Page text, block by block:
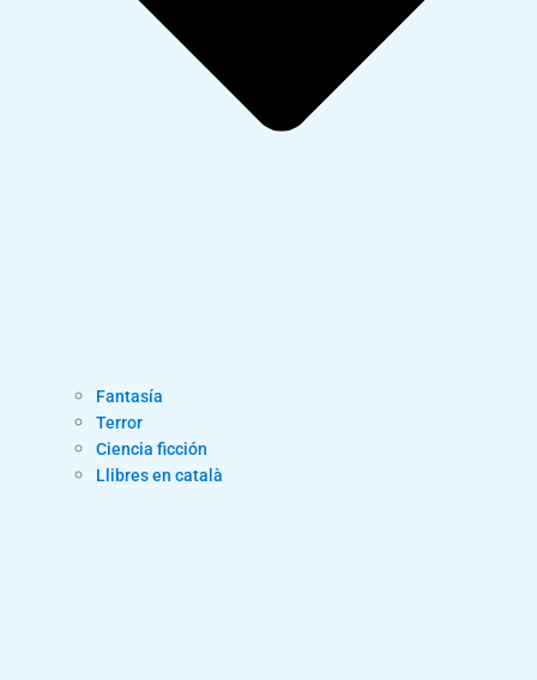
Fantasía
Terror
Ciencia ficción
Llibres en català